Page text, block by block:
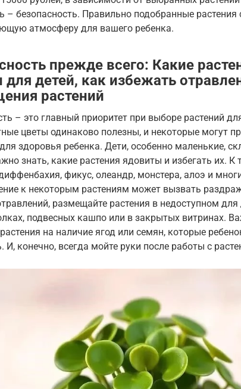
– безопасность. Правильно подобранные
атмосферу для вашего ребенка.
прежде всего: Какие
детей, как избежать
растений
– это главный приоритет при выборе растений
цветы одинаково полезны, и некоторые могут
здоровья ребенка. Дети, особенно маленькие,
знать, какие растения ядовиты и избегать их. К
фикус, олеандр, монстера, алоэ и
к некоторым растениям может вызвать
размещайте растения в недоступном для
подвесных кашпо или в закрытых витринах.
на наличие ягод или семян, которые
И, конечно, всегда мойте руки после работы с